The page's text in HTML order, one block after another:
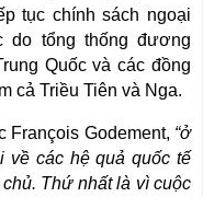
tục chính sách ngoại
do tổng thống đương
Quốc và các đồng
cả Triều Tiên và Nga.
François Godement, “ở
về các hệ quả quốc tế
Thứ nhất là vì cuộc